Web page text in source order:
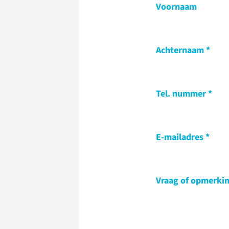
Voornaam
Achternaam
Tel. nummer
E-mailadres
Vraag of